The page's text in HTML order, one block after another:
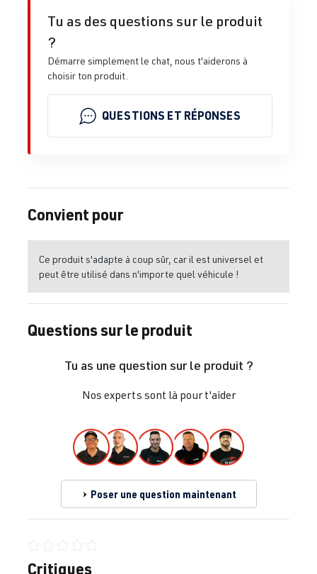
Tu as des questions sur le produit
?
Démarre simplement le chat, nous t'aiderons à
choisir ton produit.
QUESTIONS ET RÉPONSES
Convient pour
Ce produit s'adapte à coup sûr, car il est universel et
peut être utilisé dans n'importe quel véhicule !
Questions sur le produit
Tu as une question sur le produit ?
Nos experts sont là pour t'aider
Poser une question maintenant
Note moyenne de 0 sur 5 étoiles
Critiques